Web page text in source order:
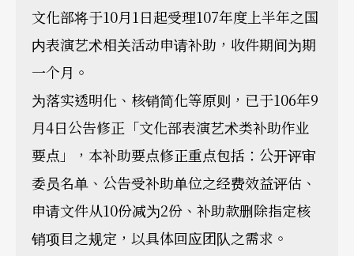
文化部将于10月1日起受理107年度上半年之国
内表演艺术相关活动申请补助，收件期间为期
一个月。
为落实透明化、核销简化等原则，已于106年9
月4日公告修正「文化部表演艺术类补助作业
要点」，本补助要点修正重点包括：公开评审
委员名单、公告受补助单位之经费效益评估、
申请文件从10份减为2份、补助款删除指定核
销项目之规定，以具体回应团队之需求。